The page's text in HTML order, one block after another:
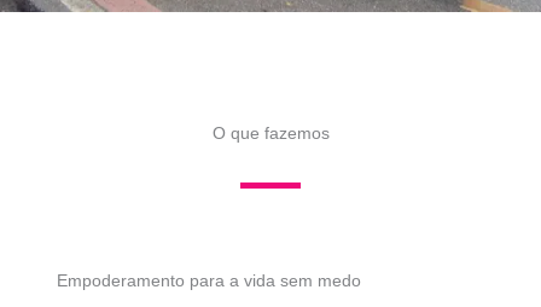
O que fazemos
Empoderamento para a vida sem medo